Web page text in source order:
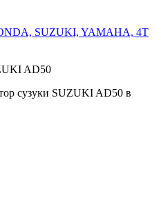
SUZUKI, YAMAHA, 4Т
AD50
сузуки SUZUKI AD50 в